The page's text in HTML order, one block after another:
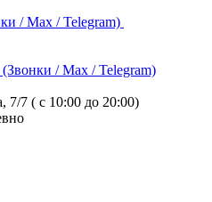
/ Max / Telegram)
(Звонки / Max / Telegram)
7/7 ( с 10:00 до 20:00)